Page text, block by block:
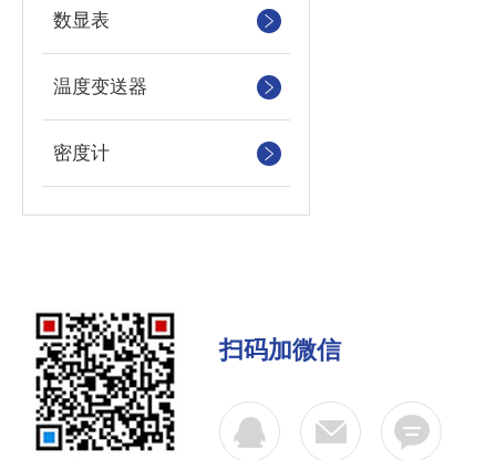
数显表
温度变送器
密度计
扫码加微信